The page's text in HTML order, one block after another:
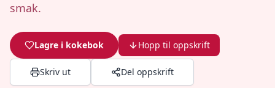
smak.
Lagre i kokebok Hopp til oppskrift
Skriv ut Del oppskrift